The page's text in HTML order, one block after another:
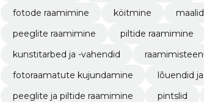
fotode raamimine
köitmine
peeglite raamimine
piltide raamimine
kunstitarbed ja -vahendid
fotoraamatute kujundamine
lõuendid
peeglite ja piltide raamimine
pintslid